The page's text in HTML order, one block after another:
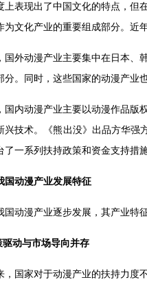
上表现出了中国文化的特点，但
为文化产业的重要组成部分。近
国外动漫产业主要集中在日本、
分。同时，这些国家的动漫产业
国内动漫产业主要以动漫作品版
兴技术。《熊出没》出品方华强
了一系列扶持政策和资金支持措施
国动漫产业发展特征
国动漫产业逐步发展，其产业特
驱动与市场导向并存
，国家对于动漫产业的扶持力度